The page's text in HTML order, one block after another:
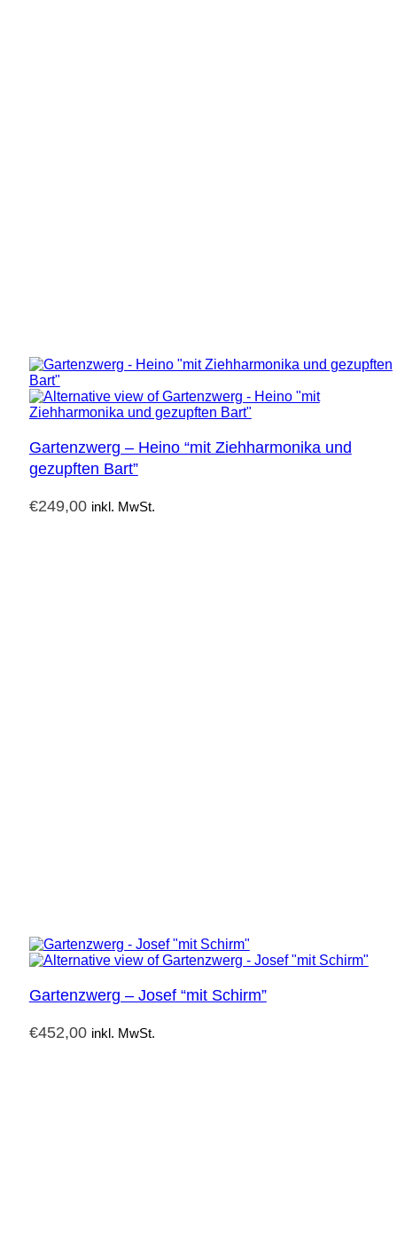
Gartenzwerg – Heino “mit Ziehharmonika und
gezupften Bart”
€249,00 inkl. MwSt.
Gartenzwerg – Josef “mit Schirm”
€452,00 inkl. MwSt.